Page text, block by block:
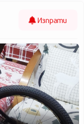
Изпрати